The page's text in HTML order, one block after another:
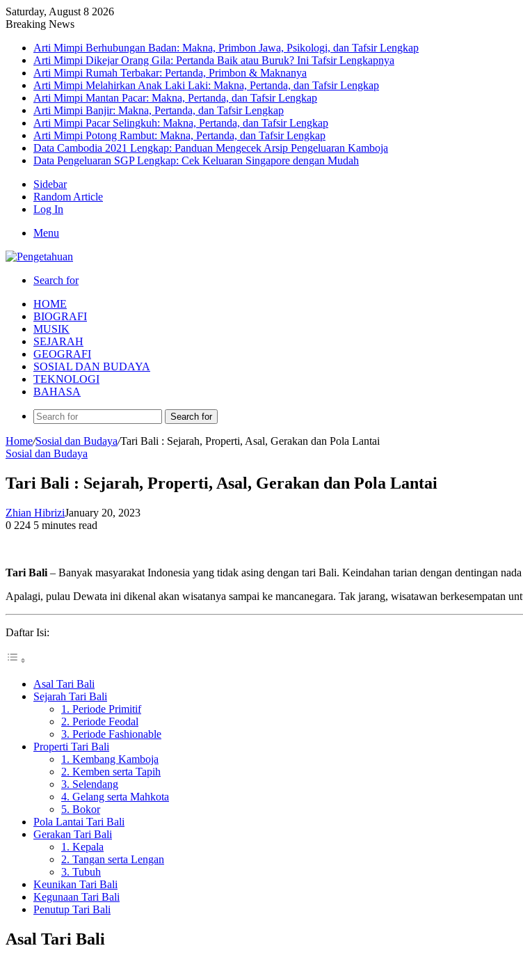
Saturday, August 8 2026
Breaking News
Arti Mimpi Berhubungan Badan: Makna, Primbon Jawa, Psikologi, dan Tafsir Lengkap
Arti Mimpi Dikejar Orang Gila: Pertanda Baik atau Buruk? Ini Tafsir Lengkapnya
Arti Mimpi Rumah Terbakar: Pertanda, Primbon & Maknanya
Arti Mimpi Melahirkan Anak Laki Laki: Makna, Pertanda, dan Tafsir Lengkap
Arti Mimpi Mantan Pacar: Makna, Pertanda, dan Tafsir Lengkap
Arti Mimpi Banjir: Makna, Pertanda, dan Tafsir Lengkap
Arti Mimpi Pacar Selingkuh: Makna, Pertanda, dan Tafsir Lengkap
Arti Mimpi Potong Rambut: Makna, Pertanda, dan Tafsir Lengkap
Data Cambodia 2021 Lengkap: Panduan Mengecek Arsip Pengeluaran Kamboja
Data Pengeluaran SGP Lengkap: Cek Keluaran Singapore dengan Mudah
Sidebar
Random Article
Log In
Menu
Search for
HOME
BIOGRAFI
MUSIK
SEJARAH
GEOGRAFI
SOSIAL DAN BUDAYA
TEKNOLOGI
BAHASA
Search for
Home/Sosial dan Budaya/Tari Bali : Sejarah, Properti, Asal, Gerakan dan Pola Lantai
Sosial dan Budaya
Tari Bali : Sejarah, Properti, Asal, Gerakan dan Pola Lantai
Zhian HibriziJanuary 20, 2023
0 224 5 minutes read
Tari Bali – Banyak masyarakat Indonesia yang tidak asing dengan tari Bali. Keindahan tarian dengan dentingan
Apalagi, pulau Dewata ini dikenal akan wisatanya sampai ke mancanegara. Tak jarang, wisatawan berkesempatan
Daftar Isi:
Asal Tari Bali
Sejarah Tari Bali
1. Periode Primitif
2. Periode Feodal
3. Periode Fashionable
Properti Tari Bali
1. Kembang Kamboja
2. Kemben serta Tapih
3. Selendang
4. Gelang serta Mahkota
5. Bokor
Pola Lantai Tari Bali
Gerakan Tari Bali
1. Kepala
2. Tangan serta Lengan
3. Tubuh
Keunikan Tari Bali
Kegunaan Tari Bali
Penutup Tari Bali
Asal Tari Bali